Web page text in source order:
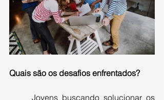
Quais são os desafios enfrentados?
Jovens buscando solucionar os